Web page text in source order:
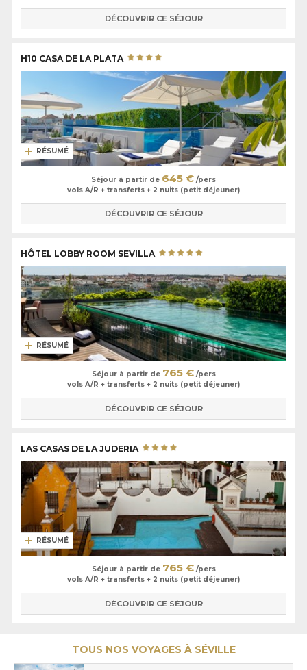
DÉCOUVRIR CE SÉJOUR
H10 CASA DE LA PLATA
RÉSUMÉ
Séjour à partir de 645 € /pers
vols A/R + transferts + 2 nuits (petit déjeuner)
DÉCOUVRIR CE SÉJOUR
HÔTEL LOBBY ROOM SEVILLA
RÉSUMÉ
Séjour à partir de 765 €/pers
vols A/R + transferts + 2 nuits (petit déjeuner)
DÉCOUVRIR CE SÉJOUR
LAS CASAS DE LA JUDERIA
RÉSUMÉ
Séjour à partir de 765 €/pers
vols A/R + transferts + 2 nuits (petit déjeuner)
DÉCOUVRIR CE SÉJOUR
TOUS NOS VOYAGES À SÉVILLE